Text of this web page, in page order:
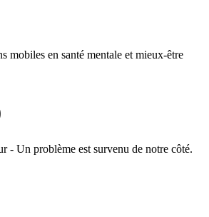
mobiles en santé mentale et mieux-être
- Un problème est survenu de notre côté.